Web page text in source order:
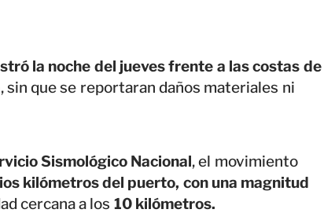
la noche del jueves frente a las costas de
, sin que se reportaran daños materiales ni
Sismológico Nacional, el movimiento
kilómetros del puerto, con una magnitud
cercana a los 10 kilómetros.